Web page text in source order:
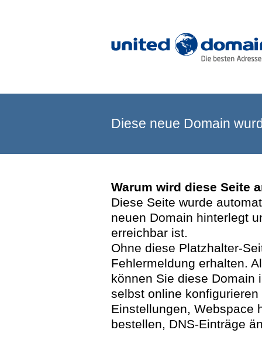
Diese neue Domain
Warum wird diese Seite
Diese Seite wurde
neuen Domain hinterlegt
erreichbar ist.
Ohne diese Platzhalter-
Fehlermeldung erhalten.
können Sie diese Domain
selbst online
Einstellungen, Webspace
bestellen, DNS-Einträge